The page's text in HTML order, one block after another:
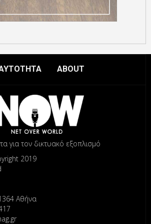
ABOUT
για τον δικτυακό εξοπλισμό
2019
Αθήνα